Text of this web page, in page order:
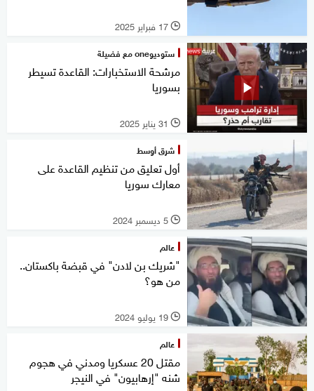
l 17 فبراير 2025
ستوديوone مع فضيلة
مرشحة الاستخبارات: القاعدة تسيطر
بسوريا
l 31 يناير 2025
شرق أوسط
أول تعليق من تنظيم القاعدة على
معارك سوريا
l 5 ديسمبر 2024
عالم
"شريك بن لادن" في قبضة باكستان..
من هو؟
l 19 يوليو 2024
عالم
مقتل 20 عسكريا ومدني في هجوم
شنه "إرهابيون" في النيجر